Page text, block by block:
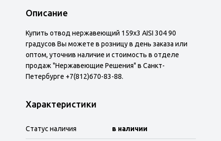
Описание
Купить отвод нержавеющий 159х3 AISI 304 90
градусов Вы можете в розницу в день заказа или
оптом, уточнив наличие и стоимость в отделе
продаж "Нержавеющие Решения" в Санкт-
Петербурге +7(812)670-83-88.
Характеристики
Статус наличия в наличии